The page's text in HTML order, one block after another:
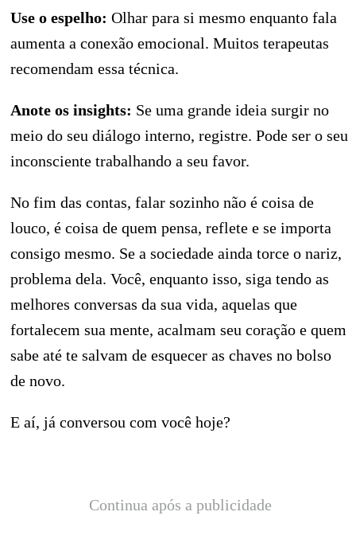
Use o espelho: Olhar para si mesmo enquanto fala
aumenta a conexão emocional. Muitos terapeutas
recomendam essa técnica.
Anote os insights: Se uma grande ideia surgir no
meio do seu diálogo interno, registre. Pode ser o seu
inconsciente trabalhando a seu favor.
No fim das contas, falar sozinho não é coisa de
louco, é coisa de quem pensa, reflete e se importa
consigo mesmo. Se a sociedade ainda torce o nariz,
problema dela. Você, enquanto isso, siga tendo as
melhores conversas da sua vida, aquelas que
fortalecem sua mente, acalmam seu coração e quem
sabe até te salvam de esquecer as chaves no bolso
de novo.
E aí, já conversou com você hoje?
Continua após a publicidade